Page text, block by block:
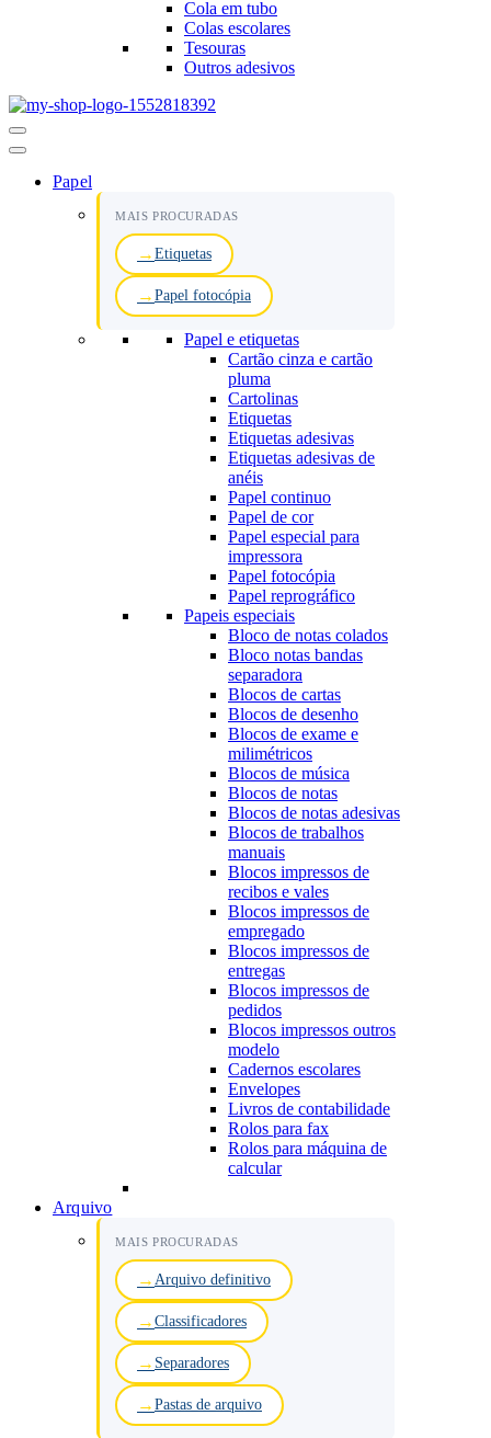
Cola em tubo
Colas escolares
Tesouras
Outros adesivos
Menu
de
Papel
MAIS PROCURADAS
Etiquetas
Papel fotocópia
Papel e etiquetas
Cartão cinza e cartão
pluma
Cartolinas
Etiquetas
Etiquetas adesivas
Etiquetas adesivas de
anéis
Papel continuo
Papel de cor
Papel especial para
impressora
Papel fotocópia
Papel reprográfico
Papeis especiais
Bloco de notas colados
Bloco notas bandas
separadora
Blocos de cartas
Blocos de desenho
Blocos de exame e
milimétricos
Blocos de música
Blocos de notas
Blocos de notas adesivas
Blocos de trabalhos
manuais
Blocos impressos de
recibos e vales
Blocos impressos de
empregado
Blocos impressos de
entregas
Blocos impressos de
pedidos
Blocos impressos outros
modelo
Cadernos escolares
Envelopes
Livros de contabilidade
Rolos para fax
Rolos para máquina de
calcular
Arquivo
MAIS PROCURADAS
Arquivo definitivo
Classificadores
Separadores
Pastas de arquivo